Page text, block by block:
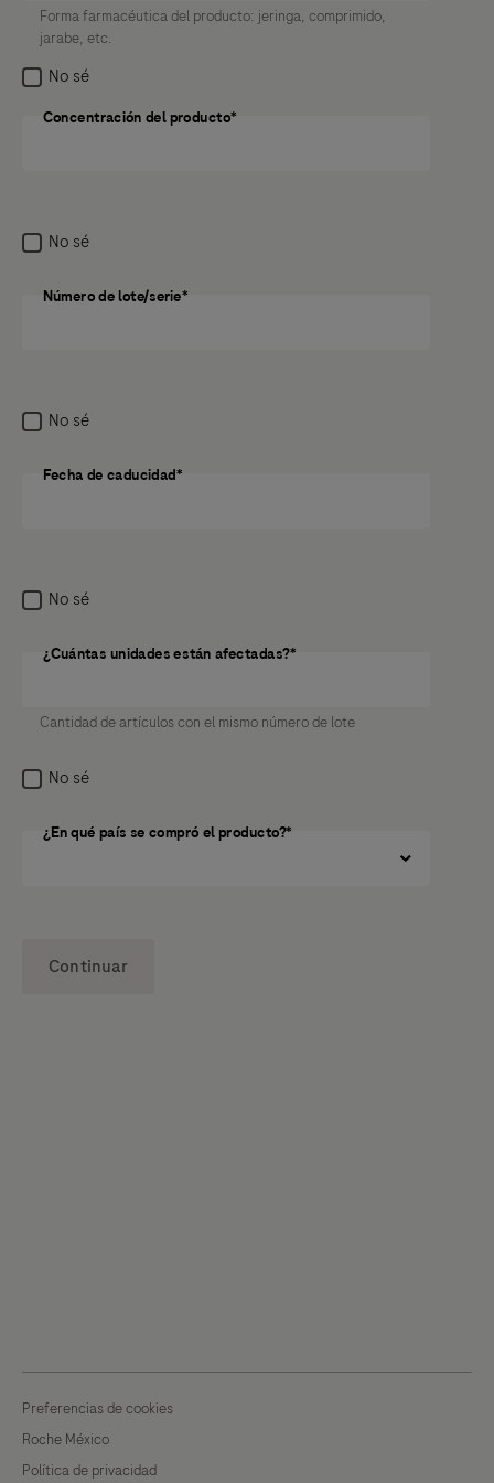
Incluso si no sabe qué causó el efecto secundario
medicamento, aún es necesario informar el efecto
secundario potencial.
Forma farmacéutica del producto: jeringa, comprimido,
jarabe, etc.
No sé
Concentración del producto
Concentración del producto*
No sé
Número de lote/serie
Número de lote/serie*
No sé
Fecha de caducidad
Fecha de caducidad*
No sé
¿Cuántas unidades están afectadas?
¿Cuántas unidades están afectadas?*
Cantidad de artículos con el mismo número de lote
No sé
¿En qué país se compró el producto?*
Continuar
Preferencias de cookies
Roche México
Política de privacidad